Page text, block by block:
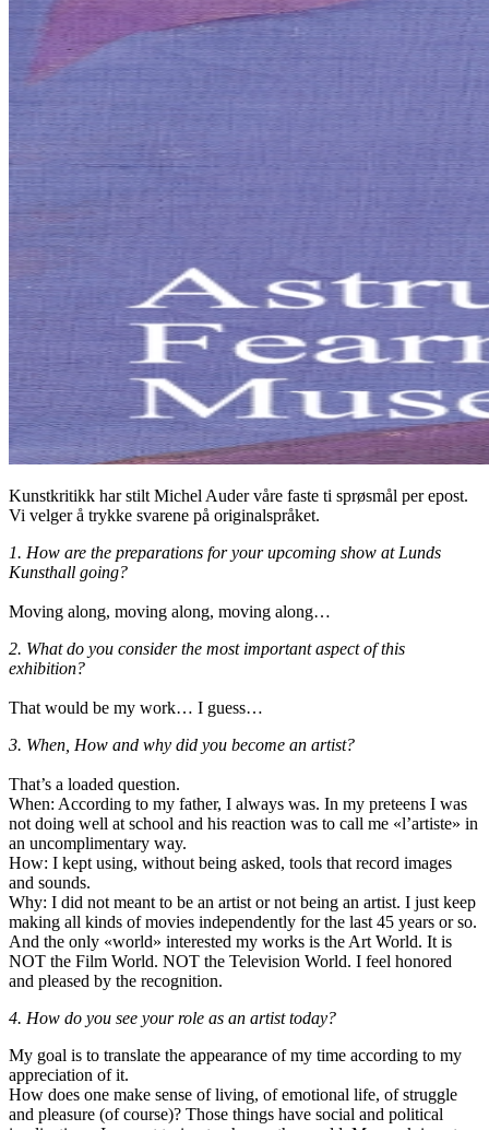
Kunstkritikk har stilt Michel Auder våre faste ti sprøsmål per epost.
Vi velger å trykke svarene på originalspråket.
1. How are the preparations for your upcoming show at Lunds
Kunsthall going?
Moving along, moving along, moving along…
2. What do you consider the most important aspect of this
exhibition?
That would be my work… I guess…
3. When, How and why did you become an artist?
That’s a loaded question.
When: According to my father, I always was. In my preteens I was
not doing well at school and his reaction was to call me «l’artiste» in
an uncomplimentary way.
How: I kept using, without being asked, tools that record images
and sounds.
Why: I did not meant to be an artist or not being an artist. I just keep
making all kinds of movies independently for the last 45 years or so.
And the only «world» interested my works is the Art World. It is
NOT the Film World. NOT the Television World. I feel honored
and pleased by the recognition.
4. How do you see your role as an artist today?
My goal is to translate the appearance of my time according to my
appreciation of it.
How does one make sense of living, of emotional life, of struggle
and pleasure (of course)? Those things have social and political